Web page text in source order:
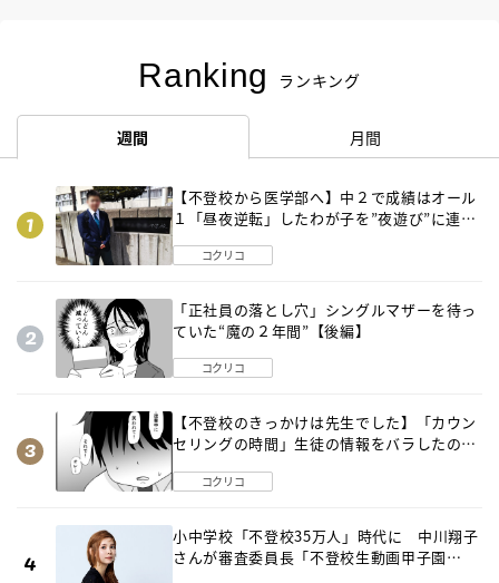
Ranking ランキング
週間 月間
【不登校から医学部へ】中２で成績はオール
１「昼夜逆転」したわが子を”夜遊び”に連れ
コクリコ
「正社員の落とし穴」シングルマザーを待っ
ていた“魔の２年間”【後編】
コクリコ
【不登校のきっかけは先生でした】「カウン
セリングの時間」生徒の情報をバラしたの
コクリコ
小中学校「不登校35万人」時代に 中川翔子
さんが審査委員長「不登校生動画甲子園